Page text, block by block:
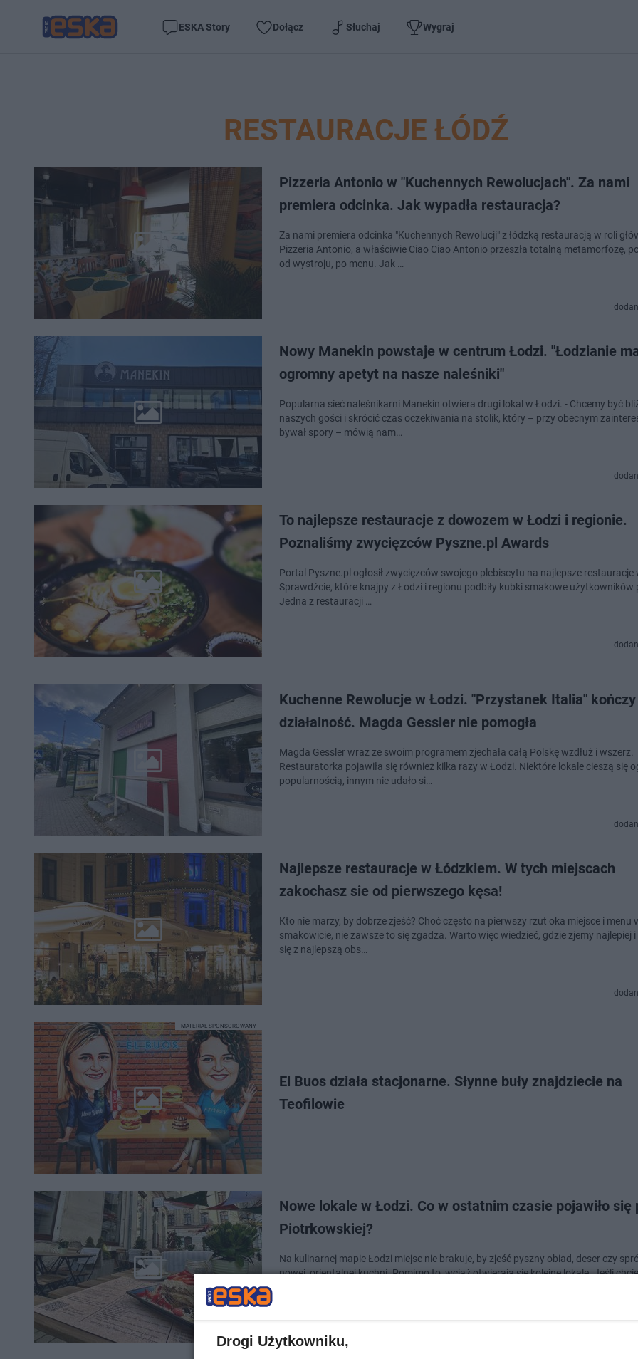
ESKA Story Dołącz Słuchaj Wygraj
RESTAURACJE ŁÓDŹ
Pizzeria Antonio w "Kuchennych Rewolucjach". Za nami
premiera odcinka. Jak wypadła restauracja?
Za nami premiera odcinka "Kuchennych Rewolucji" z łódzką restauracją w roli
Pizzeria Antonio, a właściwie Ciao Ciao Antonio przeszła totalną metamorfozę,
od wystroju, po menu. Jak …
Nowy Manekin powstaje w centrum Łodzi. "Łodzianie
ogromny apetyt na nasze naleśniki"
Popularna sieć naleśnikarni Manekin otwiera drugi lokal w Łodzi. - Chcemy być
naszych gości i skrócić czas oczekiwania na stolik, który – przy obecnym
bywał spory – mówią nam…
To najlepsze restauracje z dowozem w Łodzi i regionie.
Poznaliśmy zwycięzców Pyszne.pl Awards
Portal Pyszne.pl ogłosił zwycięzców swojego plebiscytu na najlepsze restauracje
Sprawdźcie, które knajpy z Łodzi i regionu podbiły kubki smakowe użytkowników
Jedna z restauracji …
Kuchenne Rewolucje w Łodzi. "Przystanek Italia"
działalność. Magda Gessler nie pomogła
Magda Gessler wraz ze swoim programem zjechała całą Polskę wzdłuż i wszerz.
Restauratorka pojawiła się również kilka razy w Łodzi. Niektóre lokale cieszą się
popularnością, innym nie udało si…
Najlepsze restauracje w Łódzkiem. W tych miejscach
zakochasz sie od pierwszego kęsa!
Kto nie marzy, by dobrze zjeść? Choć często na pierwszy rzut oka miejsce i menu
smakowicie, nie zawsze to się zgadza. Warto więc wiedzieć, gdzie zjemy najlepiej
się z najlepszą obs…
El Buos działa stacjonarne. Słynne buły znajdziecie na
Teofilowie
MATERIAŁ SPONSOROWANY
Nowe lokale w Łodzi. Co w ostatnim czasie pojawiło się
Piotrkowskiej?
Na kulinarnej mapie Łodzi miejsc nie brakuje, by zjeść pyszny obiad, deser czy spróbować
nowej, orientalnej kuchni. Pomimo to, wciąż otwierają się kolejne lokale. Jeśli
Drogi Użytkowniku,